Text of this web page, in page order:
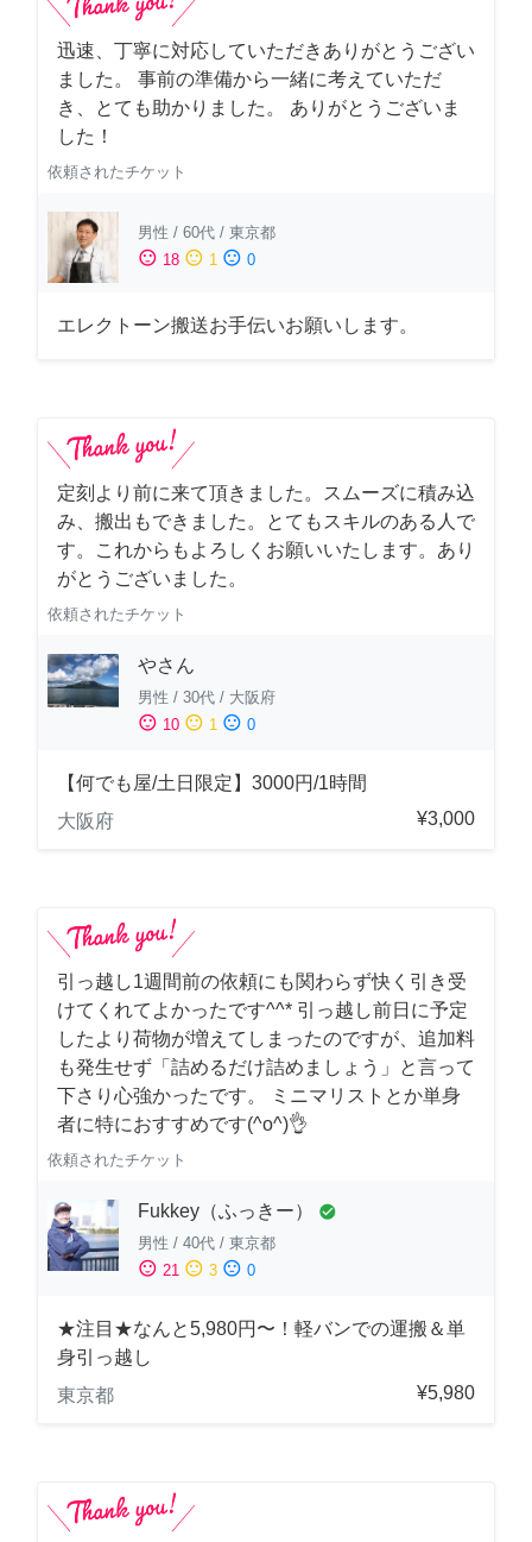
迅速、丁寧に対応していただきありがとうござい
ました。 事前の準備から一緒に考えていただ
き、とても助かりました。 ありがとうございま
した！
依頼されたチケット
男性 / 60代 / 東京都
sentiment_satisfied 18 sentiment_neutral 1 sentiment_dissatisfied 0
エレクトーン搬送お手伝いお願いします。
定刻より前に来て頂きました。スムーズに積み込
み、搬出もできました。とてもスキルのある人で
す。これからもよろしくお願いいたします。あり
がとうございました。
依頼されたチケット
やさん
男性 / 30代 / 大阪府
sentiment_satisfied 10 sentiment_neutral 1 sentiment_dissatisfied 0
【何でも屋/土日限定】3000円/1時間
大阪府
¥3,000
引っ越し1週間前の依頼にも関わらず快く引き受
けてくれてよかったです^^* 引っ越し前日に予定
したより荷物が増えてしまったのですが、追加料
も発生せず「詰めるだけ詰めましょう」と言って
下さり心強かったです。 ミニマリストとか単身
者に特におすすめです(^o^)👌
依頼されたチケット
Fukkey（ふっきー） check_circle
男性 / 40代 / 東京都
sentiment_satisfied 21 sentiment_neutral 3 sentiment_dissatisfied 0
★注目★なんと5,980円〜！軽バンでの運搬＆単
身引っ越し
東京都
¥5,980